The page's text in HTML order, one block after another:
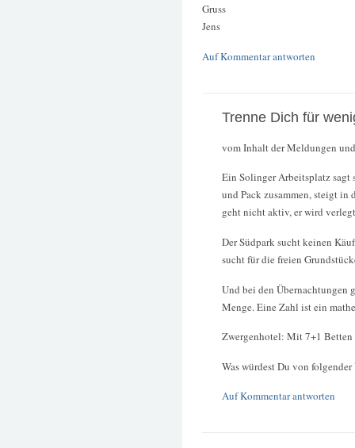
Gruss
Jens
Auf Kommentar antworten
Trenne Dich für
vom Inhalt der Meldungen
Ein Solinger Arbeitsplatz sagt
und Pack zusammen, steigt
geht nicht aktiv, er wird
Der Südpark sucht keinen
sucht für die freien
Und bei den Übernachtungen
Menge. Eine Zahl ist ein
Zwergenhotel: Mit 7+1 Betten
Was würdest Du von
Auf Kommentar antworten